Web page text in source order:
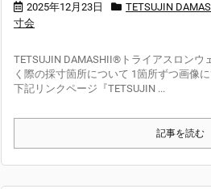
2025年12月23日 TETSUJIN
寸会
TETSUJIN DAMASHII®トライアスロンウ
く際の採寸箇所について 1箇所ずつ画像
下記リンクページ『TETSUJIN ...
記事を読む